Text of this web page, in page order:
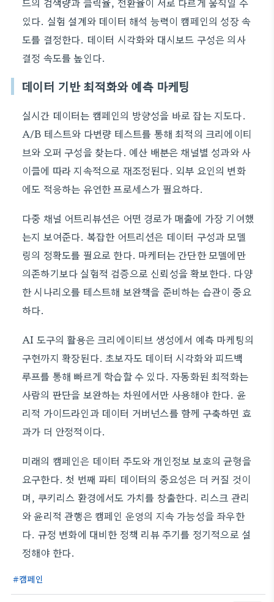
있다. 실험 설계와 데이터 해석 능력이 캠페인의 성장 속
도를 결정한다. 데이터 시각화와 대시보드 구성은 의사
결정 속도를 높인다.
데이터 기반 최적화와 예측 마케팅
실시간 데이터는 캠페인의 방향성을 바로 잡는 지도다.
A/B 테스트와 다변량 테스트를 통해 최적의 크리에이티
브와 오퍼 구성을 찾는다. 예산 배분은 채널별 성과와 사
이클에 따라 지속적으로 재조정된다. 외부 요인의 변화
에도 적응하는 유연한 프로세스가 필요하다.
다중 채널 어트리뷰션은 어떤 경로가 매출에 가장 기여했
는지 보여준다. 복잡한 어트리션은 데이터 구성과 모델
링의 정확도를 필요로 한다. 마케터는 간단한 모델에만
의존하기보다 실험적 검증으로 신뢰성을 확보한다. 다양
한 시나리오를 테스트해 보완책을 준비하는 습관이 중요
하다.
AI 도구의 활용은 크리에이티브 생성에서 예측 마케팅의
구현까지 확장된다. 초보자도 데이터 시각화와 피드백
루프를 통해 빠르게 학습할 수 있다. 자동화된 최적화는
사람의 판단을 보완하는 차원에서만 사용해야 한다. 윤
리적 가이드라인과 데이터 거버넌스를 함께 구축하면 효
과가 더 안정적이다.
미래의 캠페인은 데이터 주도와 개인정보 보호의 균형을
요구한다. 첫 번째 파티 데이터의 중요성은 더 커질 것이
며, 쿠키리스 환경에서도 가치를 창출한다. 리스크 관리
와 윤리적 관행은 캠페인 운영의 지속 가능성을 좌우한
다. 규정 변화에 대비한 정책 리뷰 주기를 정기적으로 설
정해야 한다.
캠페인